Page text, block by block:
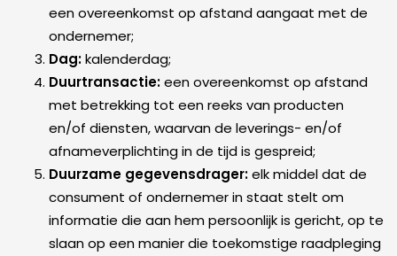
een overeenkomst op afstand aangaat met de
ondernemer;
Dag:kalenderdag;
Duurtransactie:een overeenkomst op afstand
met betrekking tot een reeks van producten
en/of diensten, waarvan de leverings- en/of
afnameverplichting in de tijd is gespreid;
Duurzame gegevensdrager:elk middel dat de
consument of ondernemer in staat stelt om
informatie die aan hem persoonlijk is gericht, op te
slaan op een manier die toekomstige raadpleging